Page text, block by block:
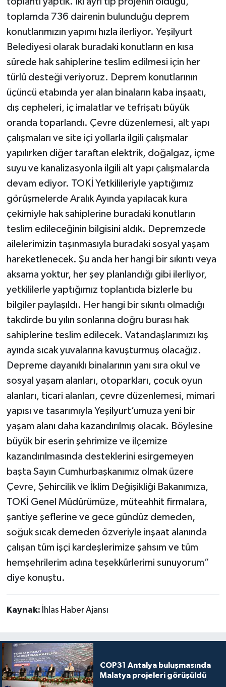
toplamda 736 dairenin bulunduğu deprem
konutlarımızın yapımı hızla ilerliyor. Yeşilyurt
Belediyesi olarak buradaki konutların en kısa
sürede hak sahiplerine teslim edilmesi için her
türlü desteği veriyoruz. Deprem konutlarının
üçüncü etabında yer alan binaların kaba inşaatı,
dış cepheleri, iç imalatlar ve tefrişatı büyük
oranda toparlandı. Çevre düzenlemesi, alt yapı
çalışmaları ve site içi yollarla ilgili çalışmalar
yapılırken diğer taraftan elektrik, doğalgaz, içme
suyu ve kanalizasyonla ilgili alt yapı çalışmalarda
devam ediyor. TOKİ Yetkilileriyle yaptığımız
görüşmelerde Aralık Ayında yapılacak kura
çekimiyle hak sahiplerine buradaki konutların
teslim edileceğinin bilgisini aldık. Depremzede
ailelerimizin taşınmasıyla buradaki sosyal yaşam
hareketlenecek. Şu anda her hangi bir sıkıntı veya
aksama yoktur, her şey planlandığı gibi ilerliyor,
yetkililerle yaptığımız toplantıda bizlerle bu
bilgiler paylaşıldı. Her hangi bir sıkıntı olmadığı
takdirde bu yılın sonlarına doğru burası hak
sahiplerine teslim edilecek. Vatandaşlarımızı kış
ayında sıcak yuvalarına kavuşturmuş olacağız.
Depreme dayanıklı binalarının yanı sıra okul ve
sosyal yaşam alanları, otoparkları, çocuk oyun
alanları, ticari alanları, çevre düzenlemesi, mimari
yapısı ve tasarımıyla Yeşilyurt’umuza yeni bir
yaşam alanı daha kazandırılmış olacak. Böylesine
büyük bir eserin şehrimize ve ilçemize
kazandırılmasında desteklerini esirgemeyen
başta Sayın Cumhurbaşkanımız olmak üzere
Çevre, Şehircilik ve İklim Değişikliği Bakanımıza,
TOKİ Genel Müdürümüze, müteahhit firmalara,
şantiye şeflerine ve gece gündüz demeden,
soğuk sıcak demeden özveriyle inşaat alanında
çalışan tüm işçi kardeşlerimize şahsım ve tüm
hemşehrilerim adına teşekkürlerimi sunuyorum”
diye konuştu.
Kaynak: İhlas Haber Ajansı
COP31 Antalya buluşmasında
Malatya projeleri görüşüldü